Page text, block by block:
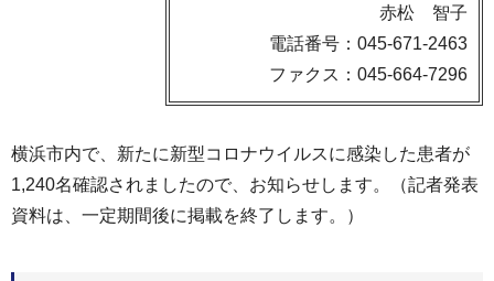
赤松 智子
電話番号：045-671-2463
ファクス：045-664-7296
横浜市内で、新たに新型コロナウイルスに感染した患者が
1,240名確認されましたので、お知らせします。（記者発表
資料は、一定期間後に掲載を終了します。）